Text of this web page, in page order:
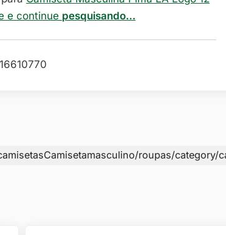
e continue pesquisando…
roupas/